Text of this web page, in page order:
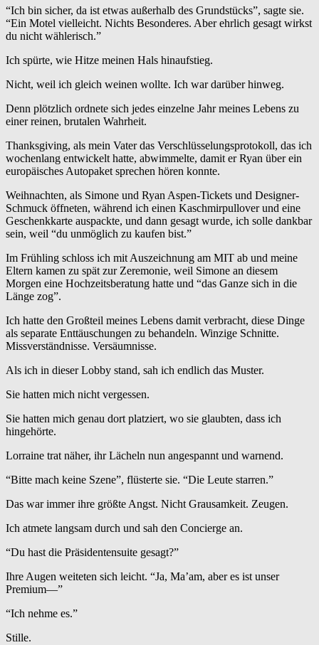
“Ich bin sicher, da ist etwas außerhalb des Grundstücks”, sagte sie.
“Ein Motel vielleicht. Nichts Besonderes. Aber ehrlich gesagt wirkst
du nicht wählerisch.”
Ich spürte, wie Hitze meinen Hals hinaufstieg.
Nicht, weil ich gleich weinen wollte. Ich war darüber hinweg.
Denn plötzlich ordnete sich jedes einzelne Jahr meines Lebens zu
einer reinen, brutalen Wahrheit.
Thanksgiving, als mein Vater das Verschlüsselungsprotokoll, das ich
wochenlang entwickelt hatte, abwimmelte, damit er Ryan über ein
europäisches Autopaket sprechen hören konnte.
Weihnachten, als Simone und Ryan Aspen-Tickets und Designer-
Schmuck öffneten, während ich einen Kaschmirpullover und eine
Geschenkkarte auspackte, und dann gesagt wurde, ich solle dankbar
sein, weil “du unmöglich zu kaufen bist.”
Im Frühling schloss ich mit Auszeichnung am MIT ab und meine
Eltern kamen zu spät zur Zeremonie, weil Simone an diesem
Morgen eine Hochzeitsberatung hatte und “das Ganze sich in die
Länge zog”.
Ich hatte den Großteil meines Lebens damit verbracht, diese Dinge
als separate Enttäuschungen zu behandeln. Winzige Schnitte.
Missverständnisse. Versäumnisse.
Als ich in dieser Lobby stand, sah ich endlich das Muster.
Sie hatten mich nicht vergessen.
Sie hatten mich genau dort platziert, wo sie glaubten, dass ich
hingehörte.
Lorraine trat näher, ihr Lächeln nun angespannt und warnend.
“Bitte mach keine Szene”, flüsterte sie. “Die Leute starren.”
Das war immer ihre größte Angst. Nicht Grausamkeit. Zeugen.
Ich atmete langsam durch und sah den Concierge an.
“Du hast die Präsidentensuite gesagt?”
Ihre Augen weiteten sich leicht. “Ja, Ma’am, aber es ist unser
Premium—”
“Ich nehme es.”
Stille.